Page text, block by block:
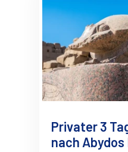
Privater 3
nach Abydos